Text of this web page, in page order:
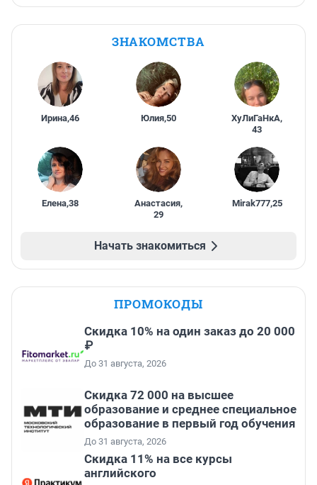
ЗНАКОМСТВА
Ирина,46 Юлия,50 ХуЛиГаНкА,
43
Елена,38 Анастасия,
29
Mirak777,25
Начать знакомиться
ПРОМОКОДЫ
Скидка 10% на один заказ до 20 000
₽
До 31 августа, 2026
Скидка 72 000 на высшее
образование и среднее специальное
образование в первый год обучения
До 31 августа, 2026
Скидка 11% на все курсы
английского